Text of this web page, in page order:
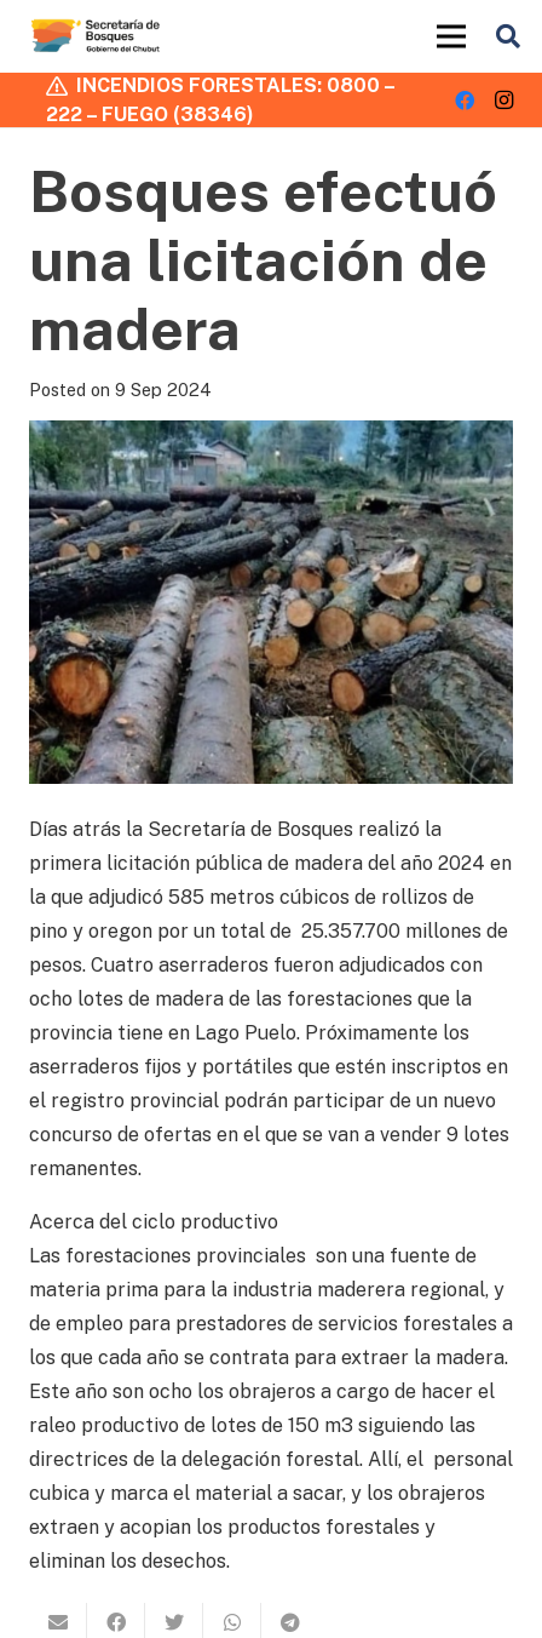
INCENDIOS FORESTALES: 0800 –
222 – FUEGO (38346)
Bosques efectuó
una licitación de
madera
Posted on 9 Sep 2024
Días atrás la Secretaría de Bosques realizó la
primera licitación pública de madera del año 2024 en
la que adjudicó 585 metros cúbicos de rollizos de
pino y oregon por un total de 25.357.700 millones de
pesos. Cuatro aserraderos fueron adjudicados con
ocho lotes de madera de las forestaciones que la
provincia tiene en Lago Puelo. Próximamente los
aserraderos fijos y portátiles que estén inscriptos en
el registro provincial podrán participar de un nuevo
concurso de ofertas en el que se van a vender 9 lotes
remanentes.
Acerca del ciclo productivo
Las forestaciones provinciales son una fuente de
materia prima para la industria maderera regional, y
de empleo para prestadores de servicios forestales a
los que cada año se contrata para extraer la madera.
Este año son ocho los obrajeros a cargo de hacer el
raleo productivo de lotes de 150 m3 siguiendo las
directrices de la delegación forestal. Allí, el personal
cubica y marca el material a sacar, y los obrajeros
extraen y acopian los productos forestales y
eliminan los desechos.